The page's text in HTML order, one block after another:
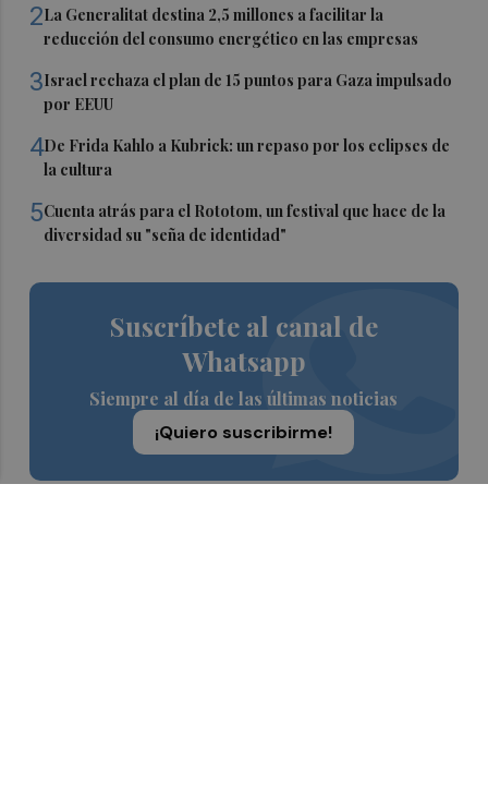
2La Generalitat destina 2,5 millones a facilitar la
reducción del consumo energético en las empresas
3Israel rechaza el plan de 15 puntos para Gaza impulsado
por EEUU
4De Frida Kahlo a Kubrick: un repaso por los eclipses de
la cultura
5Cuenta atrás para el Rototom, un festival que hace de la
diversidad su "seña de identidad"
Suscríbete al canal de
Whatsapp
Siempre al día de las últimas noticias
¡Quiero suscribirme!